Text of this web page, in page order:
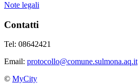
Note legali
Contatti
Tel: 08642421
Email: protocollo@comune.sulmona.aq.it
© MyCity